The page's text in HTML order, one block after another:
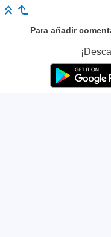
Para añadir